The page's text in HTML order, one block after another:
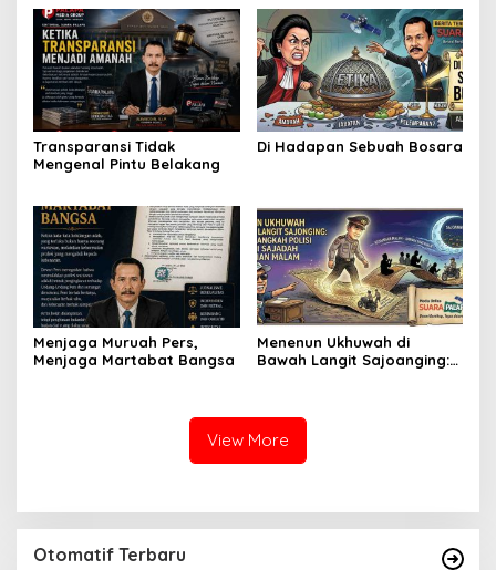
Transparansi Tidak
Mengenal Pintu Belakang
Di Hadapan Sebuah Bosara
Menjaga Muruah Pers,
Menjaga Martabat Bangsa
Menenun Ukhuwah di
Bawah Langit Sajoanging:
Kedamaian Malam
View More
Otomatif Terbaru